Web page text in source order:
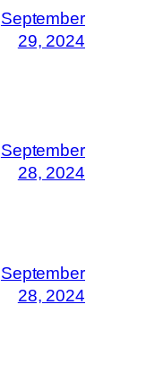
September
29, 2024
September
28, 2024
September
28, 2024